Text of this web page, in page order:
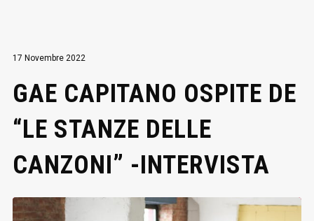
17 Novembre 2022
GAE CAPITANO OSPITE DE
“LE STANZE DELLE
CANZONI” -INTERVISTA